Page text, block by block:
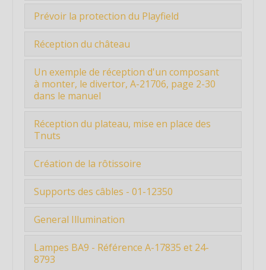
certaines définitions et outils utilisés
Les sites pour commander, lire, apprendre,
Liste de sites de vente de pièces de flippers
Lisez aussi le maximum de ce long tuto
Après avoir un peu étudié et discuté
avec Aganyte ...
Prévoir la protection du Playfield
Dans tous les messages reçus de droite
et de gauch...
Réception du château
Le château est un des éléments les plus
difficiles...
Un exemple de réception d'un composant
à monter, le divertor, A-21706, page 2-30
dans le manuel
Etape 4 : Un exemple de réception d'un
composant à...
Réception du plateau, mise en place des
Tnuts
Le plateau a été commandé le 03
novembre, je l’ai ...
Création de la rôtissoire
Etape 6 : Création de la rôtissoireAfin de
pouvoir...
Étiquette
Étiquette
Supports des câbles - 01-12350
Vu les tarifs pour ces supports, j'ai
préféré les ...
Étiquette
Étiquette
General Illumination
Cela correspond à la page 2-54 du
manuel.L'illumin...
Lampes BA9 - Référence A-17835 et 24-
8793